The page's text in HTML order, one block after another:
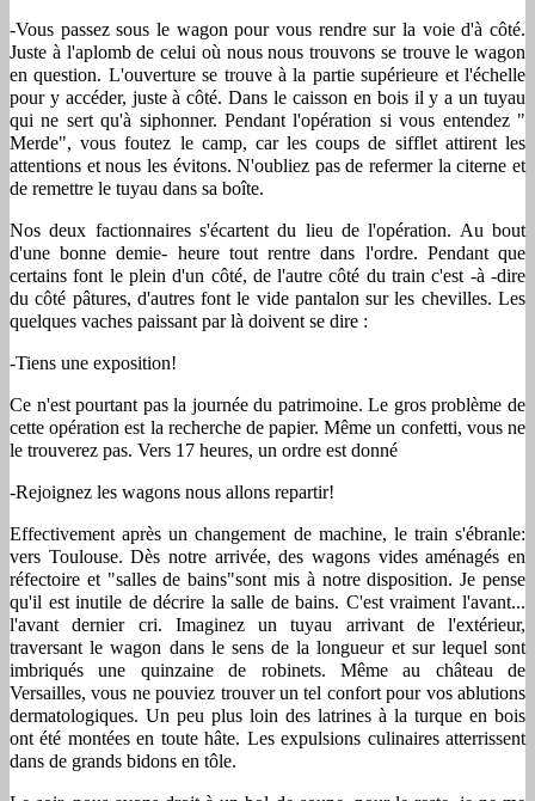
-Vous passez sous le wagon pour vous rendre sur la voie d'à côté.
Juste à l'aplomb de celui où nous nous trouvons se trouve le wagon
en question. L'ouverture se trouve à la partie supérieure et l'échelle
pour y accéder, juste à côté. Dans le caisson en bois il y a un tuyau
qui ne sert qu'à siphonner. Pendant l'opération si vous entendez "
Merde", vous foutez le camp, car les coups de sifflet attirent les
attentions et nous les évitons. N'oubliez pas de refermer la citerne et
de remettre le tuyau dans sa boîte.
Nos deux factionnaires s'écartent du lieu de l'opération. Au bout
d'une bonne demie- heure tout rentre dans l'ordre. Pendant que
certains font le plein d'un côté, de l'autre côté du train c'est -à -dire
du côté pâtures, d'autres font le vide pantalon sur les chevilles. Les
quelques vaches paissant par là doivent se dire :
-Tiens une exposition!
Ce n'est pourtant pas la journée du patrimoine. Le gros problème de
cette opération est la recherche de papier. Même un confetti, vous ne
le trouverez pas. Vers 17 heures, un ordre est donné
-Rejoignez les wagons nous allons repartir!
Effectivement après un changement de machine, le train s'ébranle:
vers Toulouse. Dès notre arrivée, des wagons vides aménagés en
réfectoire et "salles de bains"sont mis à notre disposition. Je pense
qu'il est inutile de décrire la salle de bains. C'est vraiment l'avant...
l'avant dernier cri. Imaginez un tuyau arrivant de l'extérieur,
traversant le wagon dans le sens de la longueur et sur lequel sont
imbriqués une quinzaine de robinets. Même au château de
Versailles, vous ne pouviez trouver un tel confort pour vos ablutions
dermatologiques. Un peu plus loin des latrines à la turque en bois
ont été montées en toute hâte. Les expulsions culinaires atterrissent
dans de grands bidons en tôle.